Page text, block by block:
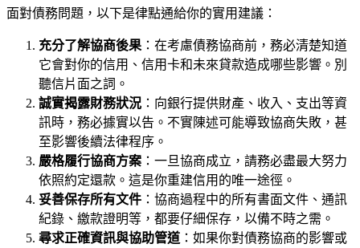
面對債務問題，以下是律點通給你的實用建議：
充分了解協商後果 ：在考慮債務協商前，務必清楚知道
它會對你的信用、信用卡和未來貸款造成哪些影響。別
聽信片面之詞。
誠實揭露財務狀況 ：向銀行提供財產、收入、支出等資
訊時，務必據實以告。不實陳述可能導致協商失敗，甚
至影響後續法律程序。
嚴格履行協商方案 ：一旦協商成立，請務必盡最大努力
依照約定還款。這是你重建信用的唯一途徑。
妥善保存所有文件 ：協商過程中的所有書面文件、通訊
紀錄、繳款證明等，都要仔細保存，以備不時之需。
尋求正確資訊與協助管道 ：如果你對債務協商的影響或